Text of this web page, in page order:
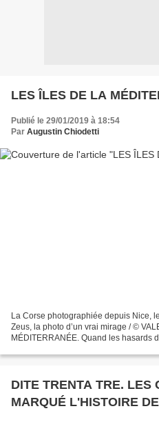
LES ÎLES DE LA
Publié le 29/01/2019 à 18:54
Par Augustin Chiodetti
La Corse photographiée depuis Nice,
Zeus, la photo d’un vrai mirage / ©
MÉDITERRANÉE. Quand les hasards
DITE TRENTA TRE. LES
MARQUÉ L'HISTOIRE